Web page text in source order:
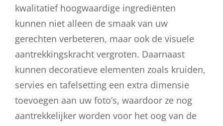
kwalitatief hoogwaardige ingrediënten
kunnen niet alleen de smaak van uw
gerechten verbeteren, maar ook de visuele
aantrekkingskracht vergroten. Daarnaast
kunnen decoratieve elementen zoals kruiden,
servies en tafelsetting een extra dimensie
toevoegen aan uw foto’s, waardoor ze nog
aantrekkelijker worden voor het oog van de